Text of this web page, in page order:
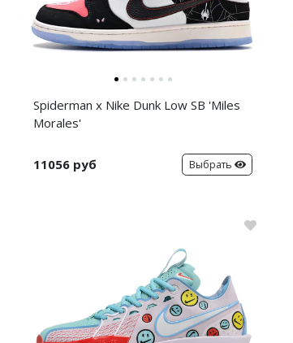
Spiderman x Nike Dunk Low SB 'Miles
Morales'
11056 руб Выбрать